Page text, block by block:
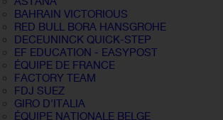
BAHRAIN VICTORIOUS
RED BULL BORA HANSGROHE
DECEUNINCK QUICK-STEP
EF EDUCATION - EASYPOST
ÉQUIPE DE FRANCE
FACTORY TEAM
FDJ SUEZ
GIRO D'ITALIA
ÉQUIPE NATIONALE BELGE